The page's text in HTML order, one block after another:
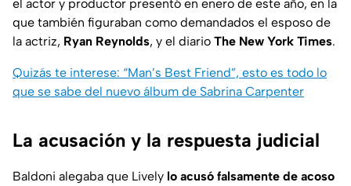
el actor y productor presentó en enero de este año, en la
que también figuraban como demandados el esposo de
la actriz, Ryan Reynolds, y el diario The New York Times.
Quizás te interese: “Man’s Best Friend”, esto es todo lo
que se sabe del nuevo álbum de Sabrina Carpenter
La acusación y la respuesta judicial
Baldoni alegaba que Lively lo acusó falsamente de acoso